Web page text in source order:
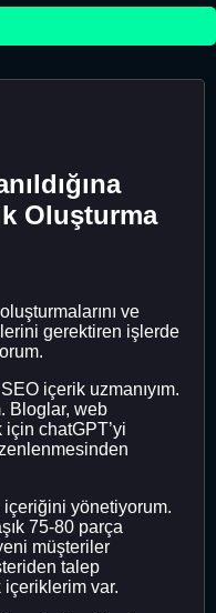
Oluşturma
ve
gerektiren işlerde
içerik uzmanıyım.
Bloglar, web
chatGPT’yi
içeriğini yönetiyorum.
75-80 parça
müşteriler
talep
var.